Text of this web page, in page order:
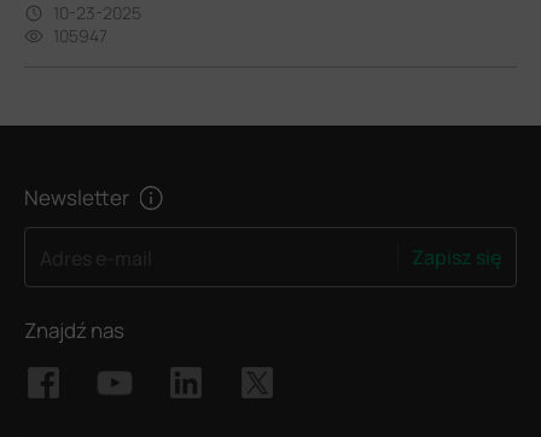
10-23-2025
105947
Newsletter
Zapisz się
Znajdź nas